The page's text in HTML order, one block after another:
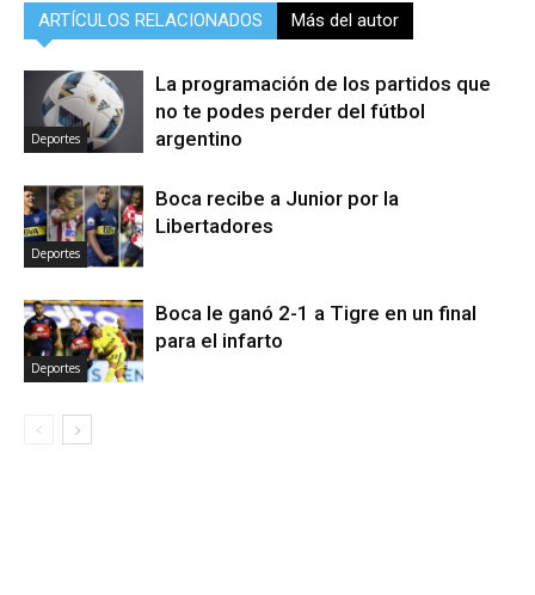
ARTÍCULOS RELACIONADOS Más del autor
Deportes
La programación de los partidos que
no te podes perder del fútbol
argentino
Deportes
Boca recibe a Junior por la
Libertadores
Deportes
Boca le ganó 2-1 a Tigre en un final
para el infarto